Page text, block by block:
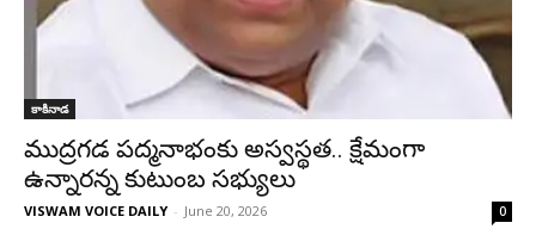
కాకినాడ
ముద్రగడ పద్మనాభంకు అస్వస్థత.. క్షేమంగా
ఉన్నారన్న కుటుంబ సభ్యులు
VISWAM VOICE DAILY - June 20, 2026 0